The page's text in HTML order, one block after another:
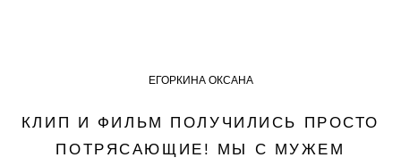
ЕГОРКИНА ОКСАНА
КЛИП И ФИЛЬМ ПОЛУЧИЛИСЬ ПРОСТО
ПОТРЯСАЮЩИЕ! МЫ С МУЖЕМ